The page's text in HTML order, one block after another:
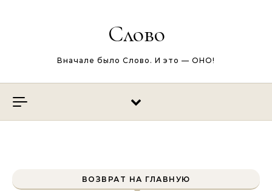
Слово
Вначале было Слово. И это — ОНО!
ВОЗВРАТ НА ГЛАВНУЮ